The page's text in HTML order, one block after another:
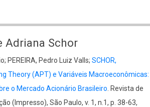
Adriana Schor
PEREIRA, Pedro Luiz Valls; SCHOR,
Theory (APT) e Variáveis Macroeconômicas:
o Mercado Acionário Brasileiro . Revista de
(Impresso), São Paulo, v. 1, n.1, p. 38-63,